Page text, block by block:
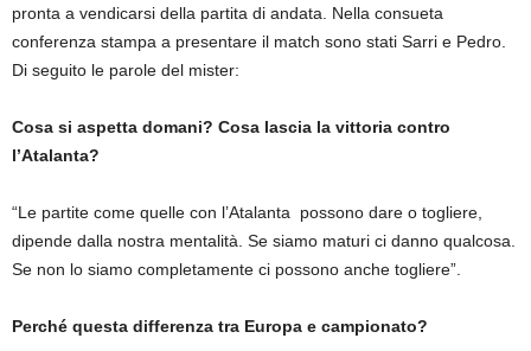
pronta a vendicarsi della partita di andata. Nella consueta
conferenza stampa a presentare il match sono stati Sarri e Pedro.
Di seguito le parole del mister:
Cosa si aspetta domani? Cosa lascia la vittoria contro
l’Atalanta?
“Le partite come quelle con l’Atalanta possono dare o togliere,
dipende dalla nostra mentalità. Se siamo maturi ci danno qualcosa.
Se non lo siamo completamente ci possono anche togliere”.
Perché questa differenza tra Europa e campionato?